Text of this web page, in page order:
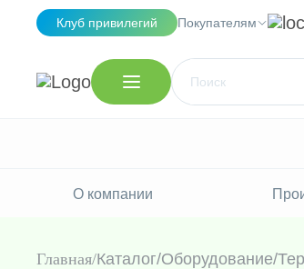
Клуб привилегий Покупателям
О компании
Главная Каталог/Оборудование/